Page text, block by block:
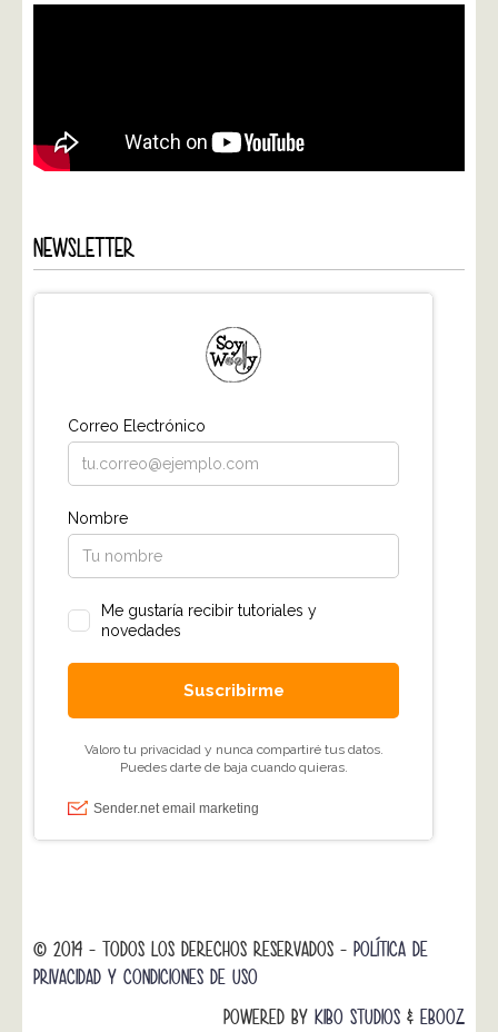
NEWSLETTER
© 2014 - TODOS LOS DERECHOS RESERVADOS - POLÍTICA DE
PRIVACIDAD Y CONDICIONES DE USO
POWERED BY KIBO STUDIOS & EBOOZ